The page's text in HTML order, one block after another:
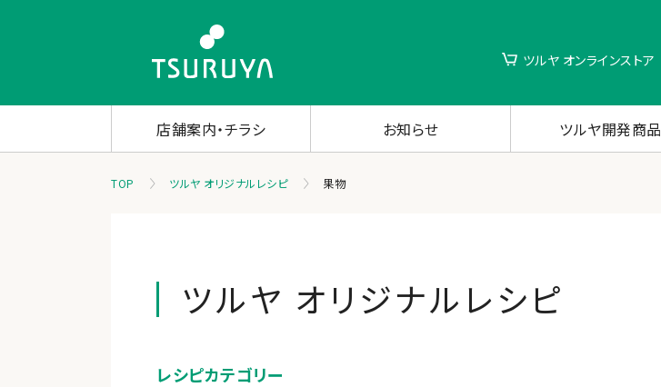
ツルヤ オンラインストア
店舗案内・チラシ お知らせ ツルヤ開発商品
TOP ツルヤ オリジナルレシピ 果物
ツルヤ オリジナルレシピ
レシピカテゴリー